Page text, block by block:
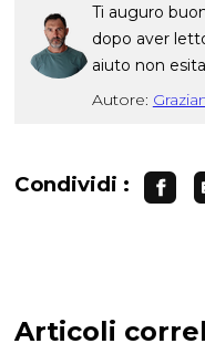
Ti auguro
dopo aver
aiuto non
Autore:
Condividi :
Articoli